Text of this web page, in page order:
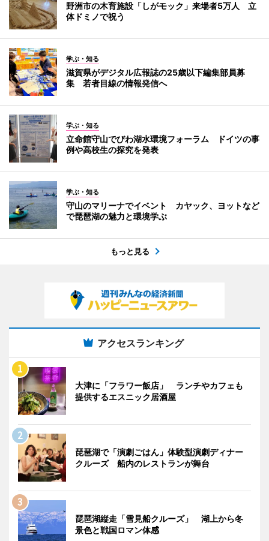
野洲市の木育施設「しがモック」来場者5万人 立
体ドミノで祝う
学ぶ・知る
滋賀県がデジタル広報誌の25歳以下編集部員募
集 若者目線の情報発信へ
学ぶ・知る
立命館守山でびわ湖水環境フォーラム ドイツの事
例や高校生の探究を発表
学ぶ・知る
守山のマリーナでイベント カヤック、ヨットなど
で琵琶湖の魅力と環境学ぶ
もっと見る
アクセスランキング
大津に「フラワー飯店」 ランチやカフェも
提供するエスニック居酒屋
琵琶湖で「演劇ごはん」体験型演劇ディナー
クルーズ 船内のレストランが舞台
琵琶湖縦走「雪見船クルーズ」 湖上から冬
景色と戦国ロマン体感